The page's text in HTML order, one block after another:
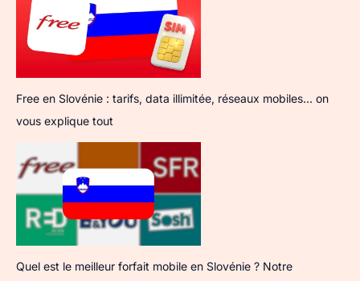
Free en Slovénie : tarifs, data illimitée, réseaux mobiles… on
vous explique tout
Quel est le meilleur forfait mobile en Slovénie ? Notre